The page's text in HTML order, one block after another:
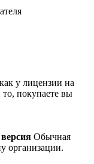
у лицензии на
покупаете вы
Обычная
организации.